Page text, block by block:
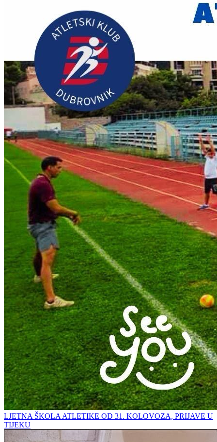
LJETNA ŠKOLA ATLETIKE OD 31. KOLOVOZA, PRIJAVE U
TIJEKU